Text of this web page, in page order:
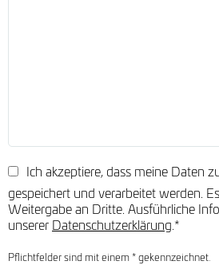
Ich akzeptiere, dass meine Daten
gespeichert und verarbeitet werden.
Weitergabe an Dritte. Ausführliche
unserer Datenschutzerklärung.*
Pflichtfelder sind mit einem * gekennzeichnet.